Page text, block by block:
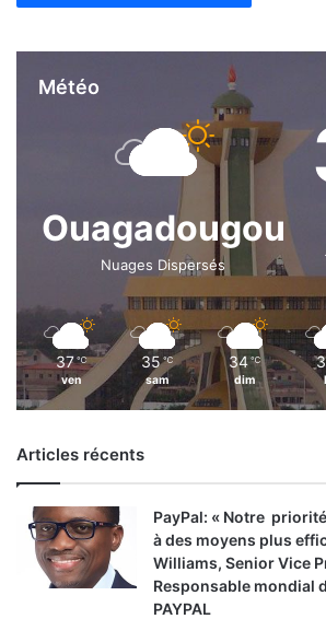
Météo
Ouagadougou
Nuages Dispersés
37 ℃
ven
35 ℃
sam
34 ℃
dim
Articles récents
PayPal: « Notre priorité
à des moyens plus
Williams, Senior Vice
Responsable mondial
PAYPAL